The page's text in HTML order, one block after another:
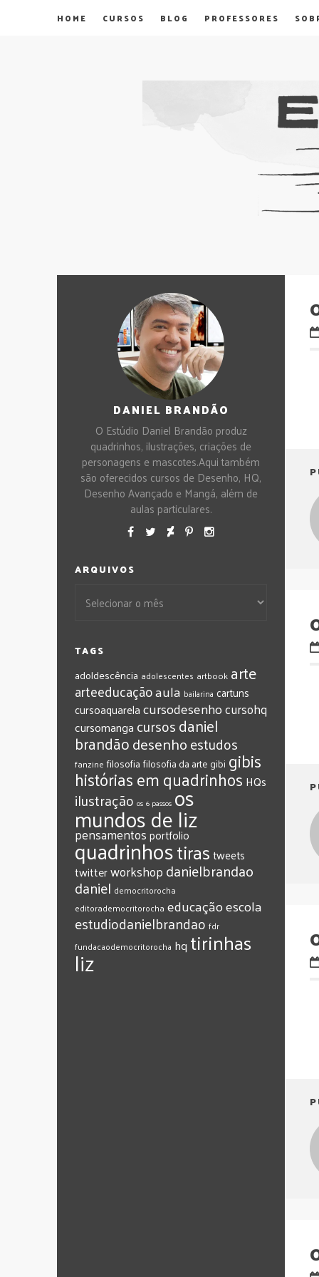
HOME CURSOS BLOG PROFESSORES
DANIEL BRANDÃO
O Estúdio Daniel Brandão produz
quadrinhos, ilustrações, criações de
personagens e mascotes.Aqui também
são oferecidos cursos de Desenho, HQ,
Desenho Avançado e Mangá, além de
aulas particulares.
ARQUIVOS
TAGS
adoldescência adolescentes artbook arte
arteeducaçãoaula bailarina cartuns
cursoaquarelacursodesenhocursohq
cursomanga cursosdaniel
brandãodesenhoestudos
fanzine filosofia filosofia da arte gibi gibis
histórias em quadrinhos HQs
ilustração os 6 passos os
mundos de liz
pensamentosportfolio
quadrinhostirastweets
twitterworkshop‎danielbrandao‬
‎daniel‬ ‎democritorocha
‎editorademocritorocha ‎educação‎escola
‎estudiodanielbrandao ‎fdr
‎fundacaodemocritorocha ‎hq ‎tirinhas
‪‎liz